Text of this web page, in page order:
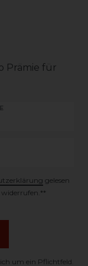
Prämie für
gelesen
um ein Pflichtfeld.